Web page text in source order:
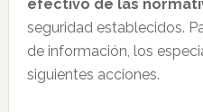
efectivo de las
seguridad establecidos.
de información, los
siguientes acciones.